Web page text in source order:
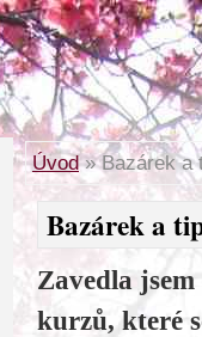
Úvod»Bazárek a
Bazárek a
Zavedla
kurzů, které